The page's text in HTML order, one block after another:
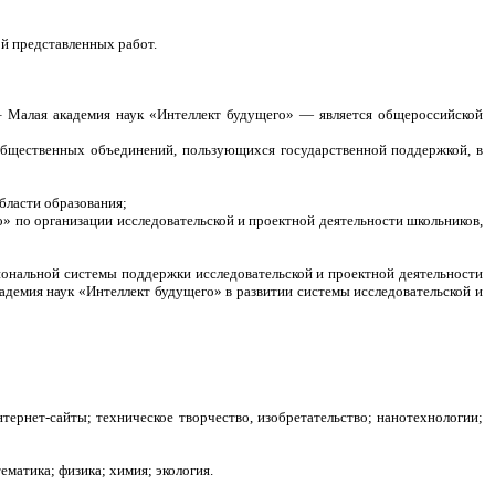
представленных работ.
академия наук «Интеллект будущего» — является общероссийской
объединений, пользующихся государственной поддержкой, в
образования;
организации исследовательской и проектной деятельности школьников,
системы поддержки исследовательской и проектной деятельности
наук «Интеллект будущего» в развитии системы исследовательской и
сайты; техническое творчество, изобретательство; нанотехнологии;
физика; химия; экология.